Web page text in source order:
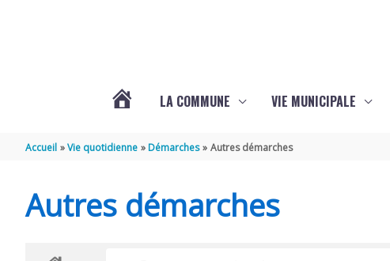
LA COMMUNE VIE MUNICIPALE
Accueil Vie quotidienne Démarches Autres démarches
Autres démarches